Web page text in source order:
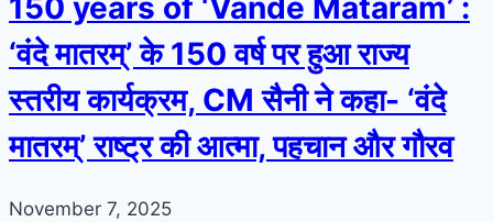
150 years of ‘Vande Mataram’ :
‘वंदे मातरम्’ के 150 वर्ष पर हुआ राज्य
स्तरीय कार्यक्रम, CM सैनी ने कहा- ‘वंदे
मातरम्’ राष्ट्र की आत्मा, पहचान और गौरव
November 7, 2025